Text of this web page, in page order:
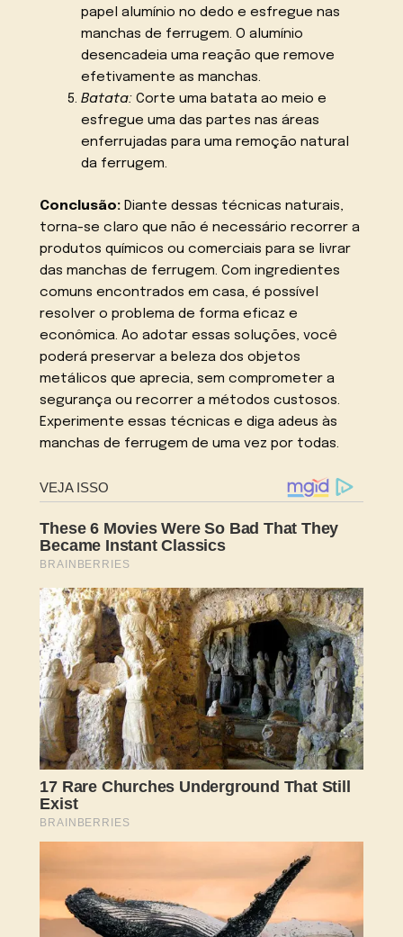
papel alumínio no dedo e esfregue nas
manchas de ferrugem. O alumínio
desencadeia uma reação que remove
efetivamente as manchas.
Batata:Corte uma batata ao meio e
esfregue uma das partes nas áreas
enferrujadas para uma remoção natural
da ferrugem.
Conclusão: Diante dessas técnicas naturais,
torna-se claro que não é necessário recorrer a
produtos químicos ou comerciais para se livrar
das manchas de ferrugem. Com ingredientes
comuns encontrados em casa, é possível
resolver o problema de forma eficaz e
econômica. Ao adotar essas soluções, você
poderá preservar a beleza dos objetos
metálicos que aprecia, sem comprometer a
segurança ou recorrer a métodos custosos.
Experimente essas técnicas e diga adeus às
manchas de ferrugem de uma vez por todas.